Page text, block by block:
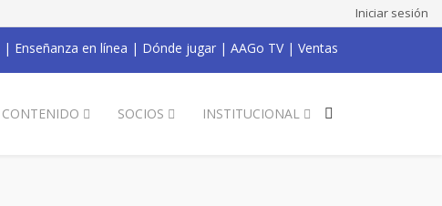
Iniciar sesión
| Enseñanza en línea | Dónde jugar | AAGo TV| Ventas
CONTENIDO SOCIOS INSTITUCIONAL